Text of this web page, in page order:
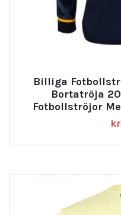
Billiga
Bortatröja
Fotbollströjor
kr